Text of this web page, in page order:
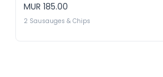
MUR 185.00
2 Sausauges & Chips